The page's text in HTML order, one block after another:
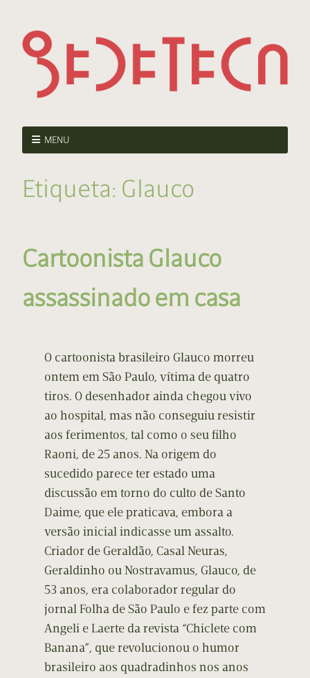
MENU
Etiqueta: Glauco
Cartoonista Glauco
assassinado em casa
O cartoonista brasileiro Glauco morreu
ontem em São Paulo, vítima de quatro
tiros. O desenhador ainda chegou vivo
ao hospital, mas não conseguiu resistir
aos ferimentos, tal como o seu filho
Raoni, de 25 anos. Na origem do
sucedido parece ter estado uma
discussão em torno do culto de Santo
Daime, que ele praticava, embora a
versão inicial indicasse um assalto.
Criador de Geraldão, Casal Neuras,
Geraldinho ou Nostravamus, Glauco, de
53 anos, era colaborador regular do
jornal Folha de São Paulo e fez parte com
Angeli e Laerte da revista “Chiclete com
Banana”, que revolucionou o humor
brasileiro aos quadradinhos nos anos